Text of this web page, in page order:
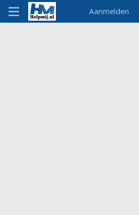
Aanmelden